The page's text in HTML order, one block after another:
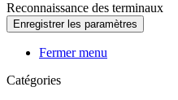
Reconnaissance des terminaux
Fermer menu
Catégories